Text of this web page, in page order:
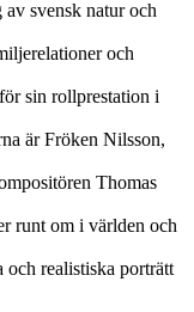
svensk natur och
och
sin rollprestation i
är Fröken Nilsson,
Thomas
runt om i världen och
och realistiska porträtt